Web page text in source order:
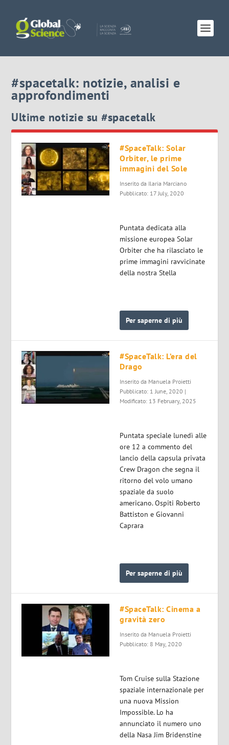
#spacetalk: notizie, analisi e
approfondimenti
Ultime notizie su #spacetalk
#SpaceTalk: Solar
Orbiter, le prime
immagini del Sole
Inserito da Ilaria Marciano
Pubblicato: 17 July, 2020
Puntata dedicata alla
missione europea Solar
Orbiter che ha rilasciato le
prime immagini ravvicinate
della nostra Stella
Per saperne di più
#SpaceTalk: L’era del
Drago
Inserito da Manuela Proietti
Pubblicato: 1 June, 2020 |
Modificato: 13 February, 2025
Puntata speciale lunedì alle
ore 12 a commento del
lancio della capsula privata
Crew Dragon che segna il
ritorno del volo umano
spaziale da suolo
americano. Ospiti Roberto
Battiston e Giovanni
Caprara
Per saperne di più
#SpaceTalk: Cinema a
gravità zero
Inserito da Manuela Proietti
Pubblicato: 8 May, 2020
Tom Cruise sulla Stazione
spaziale internazionale per
una nuova Mission
Impossible. Lo ha
annunciato il numero uno
della Nasa Jim Bridenstine